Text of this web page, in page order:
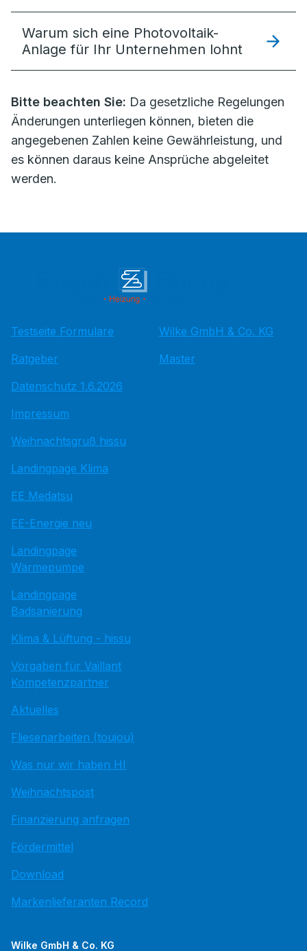
Warum sich eine Photovoltaik-
Anlage für Ihr Unternehmen lohnt
Bitte beachten Sie: Da gesetzliche Regelungen
Änderungen unterliegen können, bieten die
angegebenen Zahlen keine Gewährleistung, und
es können daraus keine Ansprüche abgeleitet
werden.
Testseite Formulare
Ratgeber
Datenschutz 1.6.2026
Impressum
Weihnachtsgruß hissu
Landingpage Klima
EE Medatsu
EE-Energie neu
Landingpage
Wärmepumpe
Landingpage
Badsanierung
Klima & Lüftung - hissu
Vorgaben für Vaillant
Kompetenzpartner
Aktuelles
Fliesenarbeiten (toujou)
Was nur wir haben HI
Weihnachtspost
Finanzierung anfragen
Fördermittel
Download
Markenlieferanten Record
Wilke GmbH & Co. KG
Master
Wilke GmbH & Co. KG